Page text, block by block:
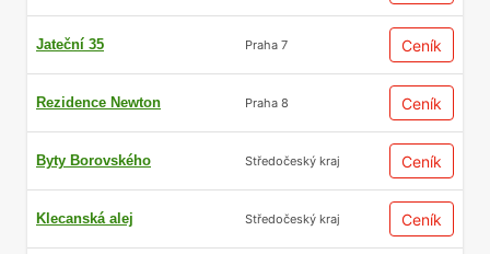
V dohledné době se zde bude kompletovat i
nový úsek Pražského okruhu D0. Praha 10
tak nabízí jak skvělé vnitroměstské spojení,
tak i spojení pro ty, kteří často cestují mimo
metropoli.
Jateční 35 Praha 7 Ceník
Rezidence Newton Praha 8 Ceník
Byty Borovského Středočeský kraj Ceník
Klecanská alej Středočeský kraj Ceník